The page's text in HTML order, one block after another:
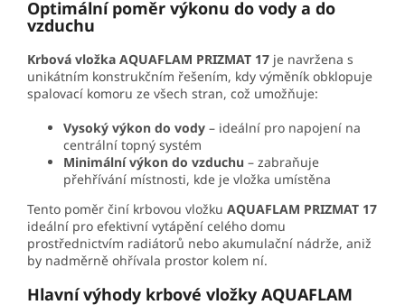
Optimální poměr výkonu do vody a do
vzduchu
Krbová vložka AQUAFLAM PRIZMAT 17 je navržena s
unikátním konstrukčním řešením, kdy výměník obklopuje
spalovací komoru ze všech stran, což umožňuje:
Vysoký výkon do vody – ideální pro napojení na
centrální topný systém
Minimální výkon do vzduchu – zabraňuje
přehřívání místnosti, kde je vložka umístěna
Tento poměr činí krbovou vložku AQUAFLAM PRIZMAT 17
ideální pro efektivní vytápění celého domu
prostřednictvím radiátorů nebo akumulační nádrže, aniž
by nadměrně ohřívala prostor kolem ní.
Hlavní výhody krbové vložky AQUAFLAM